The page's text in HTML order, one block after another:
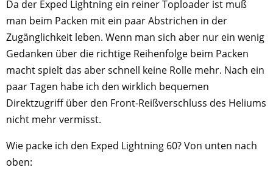
Da der Exped Lightning ein reiner Toploader ist muß
man beim Packen mit ein paar Abstrichen in der
Zugänglichkeit leben. Wenn man sich aber nur ein wenig
Gedanken über die richtige Reihenfolge beim Packen
macht spielt das aber schnell keine Rolle mehr. Nach ein
paar Tagen habe ich den wirklich bequemen
Direktzugriff über den Front-Reißverschluss des Heliums
nicht mehr vermisst.
Wie packe ich den Exped Lightning 60? Von unten nach
oben: